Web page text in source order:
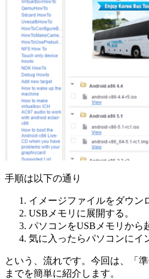
手順は以下の通り
イメージファイルをダウン
USBメモリに展開する。
パソコンをUSBメモリから
気に入ったらパソコンにイ
という、流れです。今回は、「
までを簡単に紹介します。